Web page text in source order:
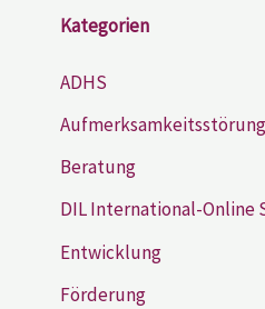
Kategorien
ADHS
Beratung
DIL International-Online
Entwicklung
Förderung